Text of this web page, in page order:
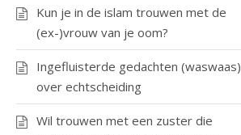
Kun je in de islam trouwen met de
(ex-)vrouw van je oom?
Ingefluisterde gedachten (waswaas)
over echtscheiding
Wil trouwen met een zuster die